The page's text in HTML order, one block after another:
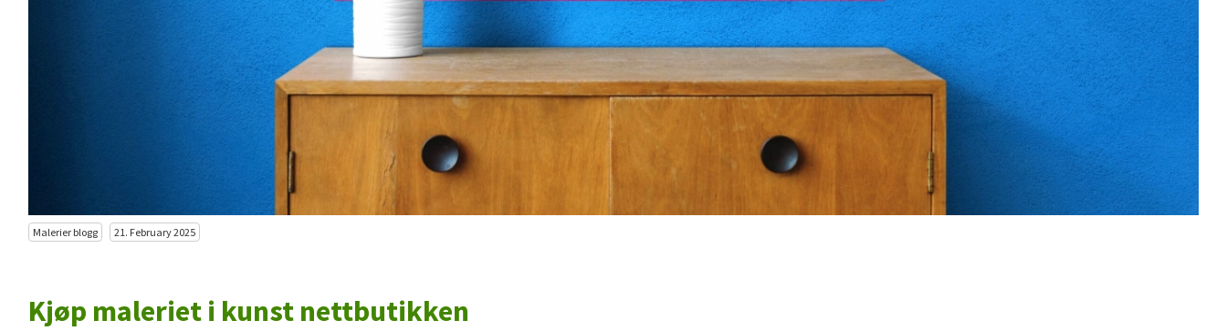
Malerier blogg 21. February 2025
Kjøp maleriet i kunst nettbutikken